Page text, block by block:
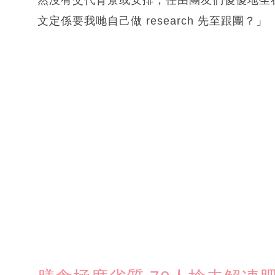
文定係要我哋自己做 research 先至跟團？」